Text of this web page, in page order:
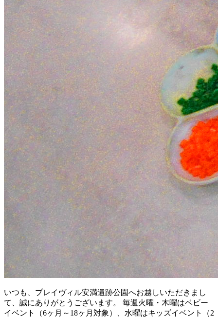
いつも、プレイヴィル安満遺跡公園へお越しいただきまし
て、誠にありがとうございます。 毎週火曜・木曜はベビー
イベント（6ヶ月～18ヶ月対象）、水曜はキッズイベント（2